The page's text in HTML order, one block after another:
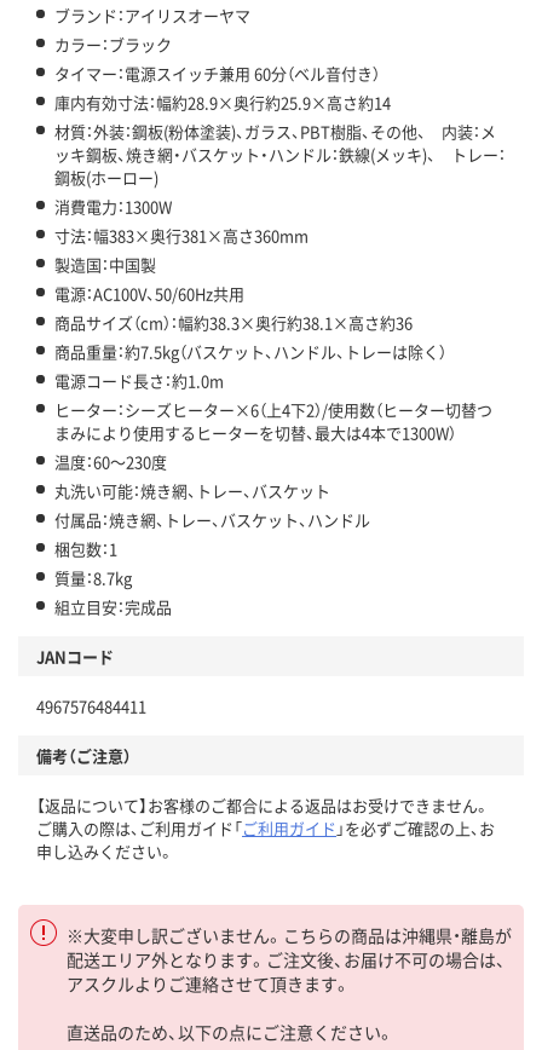
ブランド：アイリスオーヤマ
カラー：ブラック
タイマー：電源スイッチ兼用 60分（ベル音付き）
庫内有効寸法：幅約28.9×奥行約25.9×高さ約14
材質：外装：鋼板(粉体塗装)、ガラス、PBT樹脂、その他、 内装：メ
ッキ鋼板、焼き網・バスケット・ハンドル：鉄線(メッキ)、 トレー：
鋼板(ホーロー)
消費電力：1300W
寸法：幅383×奥行381×高さ360mm
製造国：中国製
電源：AC100V、50/60Hz共用
商品サイズ（cm）：幅約38.3×奥行約38.1×高さ約36
商品重量：約7.5kg（バスケット、ハンドル、トレーは除く）
電源コード長さ：約1.0m
ヒーター：シーズヒーター×6（上4下2）/使用数（ヒーター切替つ
まみにより使用するヒーターを切替、最大は4本で1300W）
温度：60～230度
丸洗い可能：焼き網、トレー、バスケット
付属品：焼き網、トレー、バスケット、ハンドル
梱包数：1
質量：8.7kg
組立目安：完成品
JANコード
4967576484411
備考（ご注意）
【返品について】お客様のご都合による返品はお受けできません。
ご購入の際は、ご利用ガイド「ご利用ガイド 」を必ずご確認の上、お
申し込みください。
※大変申し訳ございません。こちらの商品は沖縄県・離島が
配送エリア外となります。ご注文後、お届け不可の場合は、
アスクルよりご連絡させて頂きます。
直送品のため、以下の点にご注意ください。